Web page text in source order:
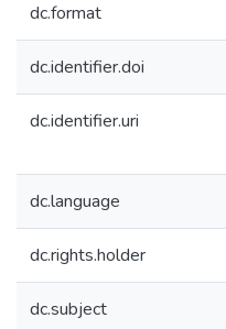
dc.format
dc.identifier.doi
dc.identifier.uri
dc.language
dc.rights.holder
dc.subject